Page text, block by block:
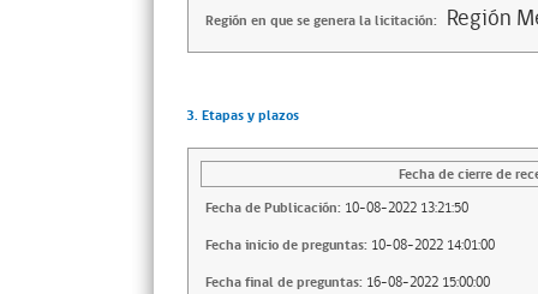
Región en que se genera la licitación: Región
3. Etapas y plazos
Fecha de cierre de
Fecha de Publicación: 10-08-2022 13:21:50
Fecha inicio de preguntas: 10-08-2022 14:01:00
Fecha final de preguntas: 16-08-2022 15:00:00